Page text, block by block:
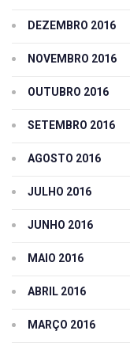
DEZEMBRO 2016
NOVEMBRO 2016
OUTUBRO 2016
SETEMBRO 2016
AGOSTO 2016
JULHO 2016
JUNHO 2016
MAIO 2016
ABRIL 2016
MARÇO 2016